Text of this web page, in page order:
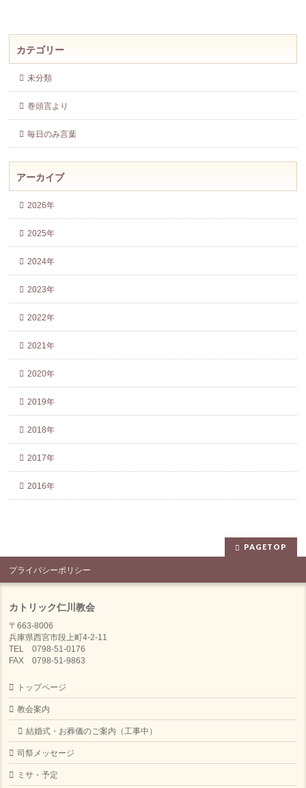
カテゴリー
未分類
巻頭言より
毎日のみ言葉
アーカイブ
2026年
2025年
2024年
2023年
2022年
2021年
2020年
2019年
2018年
2017年
2016年
PAGETOP
プライバシーポリシー
カトリック仁川教会
〒663-8006
兵庫県西宮市段上町4-2-11
TEL 0798-51-0176
FAX 0798-51-9863
トップページ
教会案内
結婚式・お葬儀のご案内（工事中）
司祭メッセージ
ミサ・予定